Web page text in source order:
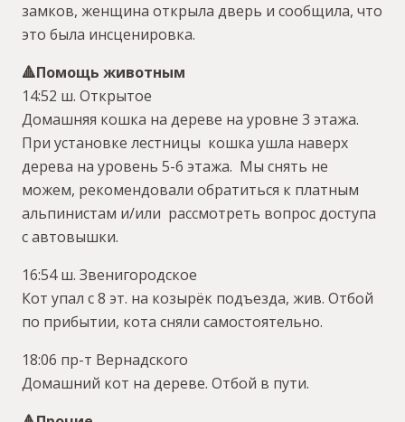
замков, женщина открыла дверь и сообщила, что
это была инсценировка.
🔺️Помощь животным
14:52 ш. Открытое
Домашняя кошка на дереве на уровне 3 этажа.
При установке лестницы кошка ушла наверх
дерева на уровень 5-6 этажа. Мы снять не
можем, рекомендовали обратиться к платным
альпинистам и/или рассмотреть вопрос доступа
с автовышки.
16:54 ш. Звенигородское
Кот упал с 8 эт. на козырёк подъезда, жив. Отбой
по прибытии, кота сняли самостоятельно.
18:06 пр-т Вернадского
Домашний кот на дереве. Отбой в пути.